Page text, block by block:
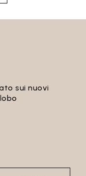
sui nuovi